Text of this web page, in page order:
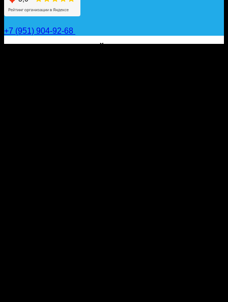
+7 (951) 904-92-68